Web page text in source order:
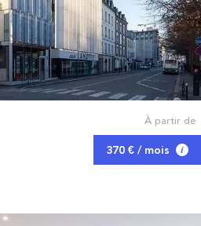
À partir de
370 € / mois